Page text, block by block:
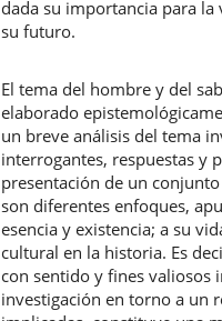
dada su importancia para
su futuro.
El tema del hombre y del
elaborado
un breve análisis del tema
interrogantes, respuestas y
presentación de un
son diferentes enfoques,
esencia y existencia; a su
cultural en la historia. Es
con sentido y fines valiosos
investigación en torno a un